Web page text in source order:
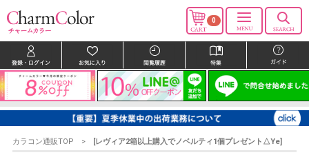
0
カラコン通販TOP [レヴィア2箱以上購入でノベルティ1個プレゼント△Ye]